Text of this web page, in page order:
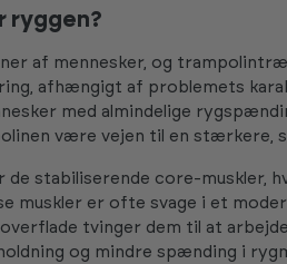
ryggen?
af mennesker, og
afhængigt af problemets
med almindelige
være vejen til en stærkere,
de stabiliserende core-muskler,
er ofte svage i et
tvinger dem til at
og mindre spænding i